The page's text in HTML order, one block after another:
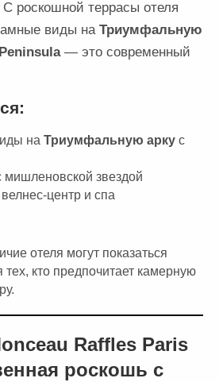
роскошной террасы отеля
виды на Триумфальную
— это современный
на Триумфальную арку с
мишленовской звездой
центр и спа
отеля могут показаться
кто предпочитает камерную
Raffles Paris
роскошь с